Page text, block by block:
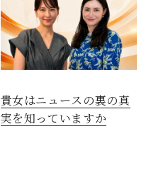
貴女はニュースの裏の真
実を知っていますか